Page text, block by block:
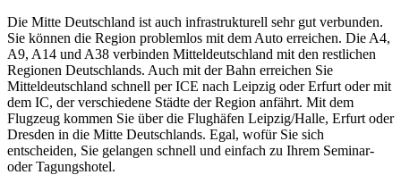
Die Mitte Deutschland ist auch infrastrukturell sehr gut verbunden.
Sie können die Region problemlos mit dem Auto erreichen. Die A4,
A9, A14 und A38 verbinden Mitteldeutschland mit den restlichen
Regionen Deutschlands. Auch mit der Bahn erreichen Sie
Mitteldeutschland schnell per ICE nach Leipzig oder Erfurt oder mit
dem IC, der verschiedene Städte der Region anfährt. Mit dem
Flugzeug kommen Sie über die Flughäfen Leipzig/Halle, Erfurt oder
Dresden in die Mitte Deutschlands. Egal, wofür Sie sich
entscheiden, Sie gelangen schnell und einfach zu Ihrem Seminar-
oder Tagungshotel.